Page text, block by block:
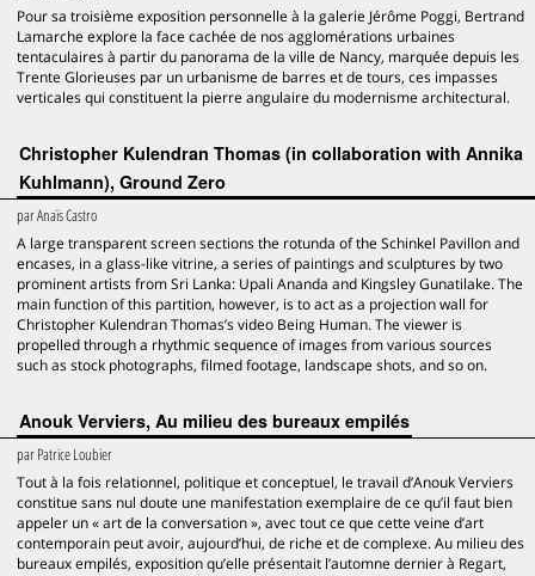
Pour sa troisième exposition personnelle à la galerie Jérôme Poggi, Bertrand
Lamarche explore la face cachée de nos agglomérations urbaines
tentaculaires à partir du panorama de la ville de Nancy, marquée depuis les
Trente Glorieuses par un urbanisme de barres et de tours, ces impasses
verticales qui constituent la pierre angulaire du modernisme architectural.
Christopher Kulendran Thomas (in collaboration with Annika
Kuhlmann), Ground Zero
parAnaïs Castro
A large transparent screen sections the rotunda of the Schinkel Pavillon and
encases, in a glass-like vitrine, a series of paintings and sculptures by two
prominent artists from Sri Lanka: Upali Ananda and Kingsley Gunatilake. The
main function of this partition, however, is to act as a projection wall for
Christopher Kulendran Thomas’s video Being Human. The viewer is
propelled through a rhythmic sequence of images from various sources
such as stock photographs, filmed footage, landscape shots, and so on.
Anouk Verviers, Au milieu des bureaux empilés
parPatrice Loubier
Tout à la fois relationnel, politique et conceptuel, le travail d’Anouk Verviers
constitue sans nul doute une manifestation exemplaire de ce qu’il faut bien
appeler un « art de la conversation », avec tout ce que cette veine d’art
contemporain peut avoir, aujourd’hui, de riche et de complexe. Au milieu des
bureaux empilés, exposition qu’elle présentait l’automne dernier à Regart,